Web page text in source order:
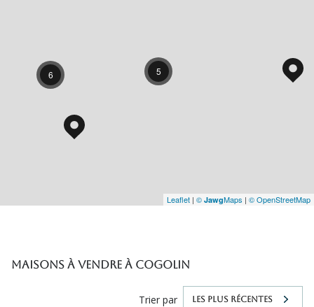
6 5
Leaflet | © JawgMaps | © OpenStreetMap
Maisons à vendre à Cogolin
Trier par LES PLUS RÉCENTES